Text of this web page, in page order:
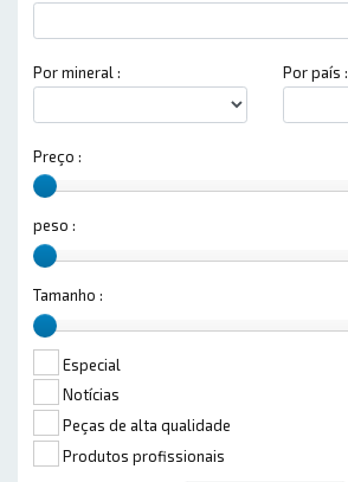
Por mineral : Por país :
Preço :
peso :
Tamanho :
Especial
Notícias
Peças de alta qualidade
Produtos profissionais